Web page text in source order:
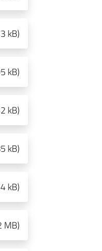
kB)
kB)
kB)
kB)
kB)
MB)